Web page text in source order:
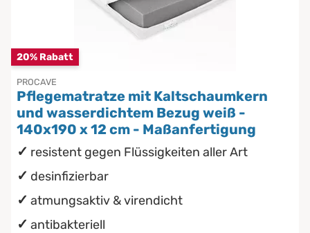
20% Rabatt
PROCAVE
Pflegematratze mit Kaltschaumkern
und wasserdichtem Bezug weiß -
140x190 x 12 cm - Maßanfertigung
resistent gegen Flüssigkeiten aller Art
desinfizierbar
atmungsaktiv & virendicht
antibakteriell